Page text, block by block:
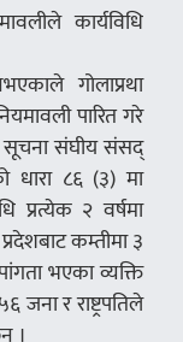
कार्यविधि
गोलाप्रथा
पारित गरे
सूचना संघीय संसद्
धारा ८६ (३) मा
प्रत्येक २ वर्षमा
कम्तीमा ३
भएका व्यक्ति
र राष्ट्रपतिले